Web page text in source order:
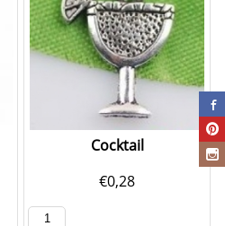
Cocktail
€0,28